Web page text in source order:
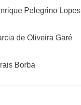
Pelegrino Lopes
de Oliveira Garé
Borba